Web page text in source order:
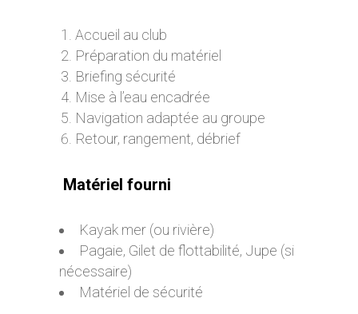
Accueil au club
Préparation du matériel
Briefing sécurité
Mise à l’eau encadrée
Navigation adaptée au groupe
Retour, rangement, débrief
Matériel fourni
Kayak mer (ou rivière)
Pagaie, Gilet de flottabilité, Jupe (si
nécessaire)
Matériel de sécurité